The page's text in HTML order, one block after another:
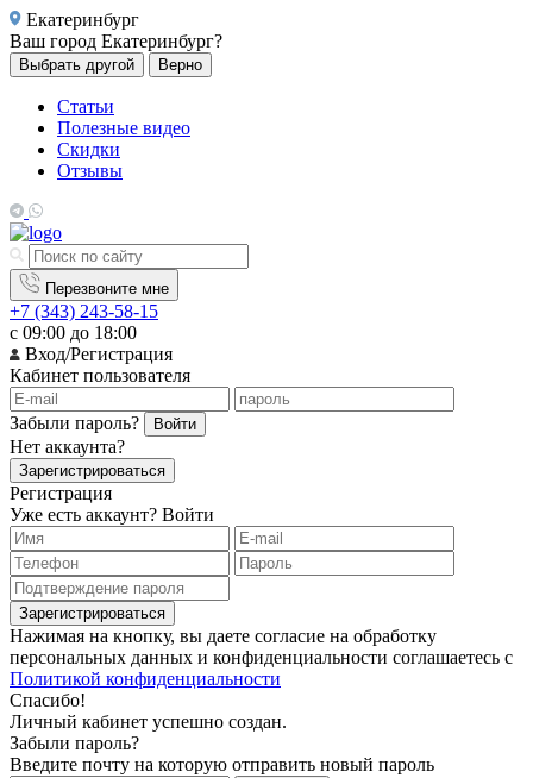
Екатеринбург
Ваш город Екатеринбург?
Выбрать другой Верно
Статьи
Полезные видео
Скидки
Отзывы
Перезвоните мне
+7 (343) 243-58-15
с 09:00 до 18:00
Вход/Регистрация
Кабинет пользователя
Забыли пароль? Войти
Нет аккаунта?
Зарегистрироваться
Регистрация
Уже есть аккаунт? Войти
Зарегистрироваться
Нажимая на кнопку, вы даете согласие на обработку
персональных данных и конфиденциальности соглашаетесь с
Политикой конфиденциальности
Спасибо!
Личный кабинет успешно создан.
Забыли пароль?
Введите почту на которую отправить новый пароль